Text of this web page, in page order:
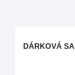
DÁRKOVÁ